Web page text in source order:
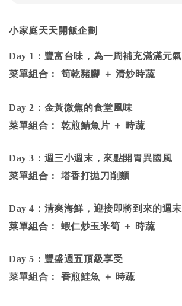
小家庭天天開飯企劃
Day 1 ：豐富台味，為一周補充滿滿元氣
菜單組合： 筍乾豬腳 ＋ 清炒時蔬
Day 2 ：金黃微焦的食堂風味
菜單組合： 乾煎鯖魚片 ＋ 時蔬
Day 3 ：週三小週末，來點開胃異國風
菜單組合： 塔香打拋刀削麵
Day 4 ：清爽海鮮，迎接即將到來的週末
菜單組合： 蝦仁炒玉米筍 ＋ 時蔬
Day 5 ：豐盛週五頂級享受
菜單組合： 香煎鮭魚 ＋ 時蔬